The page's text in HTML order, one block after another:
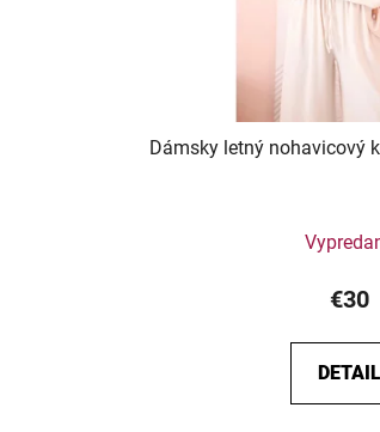
Dámsky letný nohavicový
€30
DETAIL